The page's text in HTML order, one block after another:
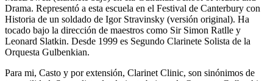
Drama. Representó a esta escuela en el Festival de Canterbury con
Historia de un soldado de Igor Stravinsky (versión original). Ha
tocado bajo la dirección de maestros como Sir Simon Ratlle y
Leonard Slatkin. Desde 1999 es Segundo Clarinete Solista de la
Orquesta Gulbenkian.
Para mi, Casto y por extensión, Clarinet Clinic, son sinónimos de